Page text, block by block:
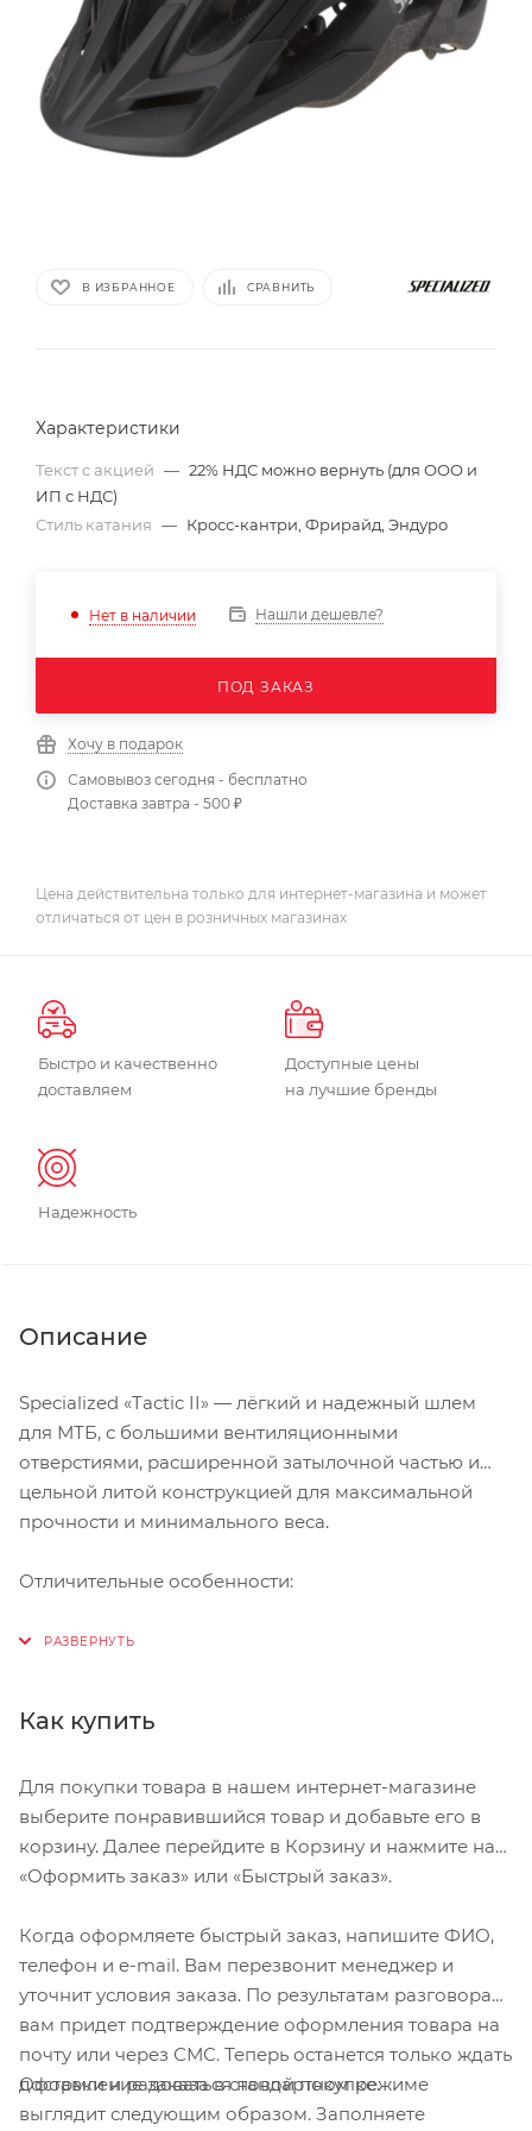
В ИЗБРАННОЕ СРАВНИТЬ
Характеристики
Текст с акцией — 22% НДС можно вернуть (для ООО и
ИП с НДС)
Стиль катания — Кросс-кантри, Фрирайд, Эндуро
Нет в наличии Нашли дешевле?
ПОД ЗАКАЗ
Хочу в подарок
Самовывоз сегодня - бесплатно
Доставка завтра - 500 ₽
Цена действительна только для интернет-магазина и может
отличаться от цен в розничных магазинах
Быстро и качественно
доставляем
Доступные цены
на лучшие бренды
Надежность
Описание
Specialized «Tactic II» — лёгкий и надежный шлем
для МТБ, с большими вентиляционными
отверстиями, расширенной затылочной частью и
цельной литой конструкцией для максимальной
прочности и минимального веса.
Отличительные особенности:
— Вентиляционная система «4th Dimension Cooling
высоты и легкой настройкой
защиты
— Прочная и легкая конструкция
— Удобные ремешки «Tri-Fix»
— Полноразмерный козырёк «aFIX»
Шлем Specialized «Tactic II» (2014) имеет линейку
размеров:
Размер S
Окружность головы 51—57 см
—
Размер M
Как купить
Для покупки товара в нашем интернет-магазине
выберите понравившийся товар и добавьте его в
корзину. Далее перейдите в Корзину и нажмите на
«Оформить заказ» или «Быстрый заказ».
Когда оформляете быстрый заказ, напишите ФИО,
телефон и e-mail. Вам перезвонит менеджер и
уточнит условия заказа. По результатам разговора
вам придет подтверждение оформления товара на
почту или через СМС. Теперь останется только ждать
доставки и радоваться новой покупке.
Оформление заказа в стандартном режиме
выглядит следующим образом. Заполняете